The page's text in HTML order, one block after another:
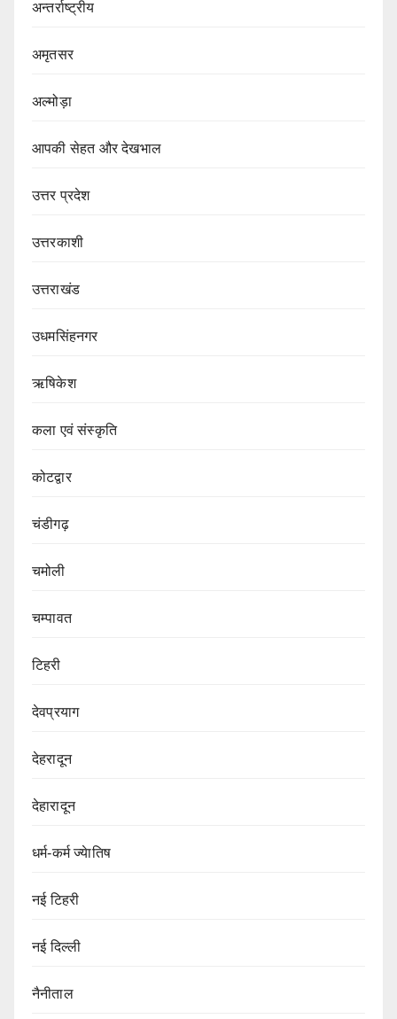
अन्तर्राष्ट्रीय
अमृतसर
अल्मोड़ा
आपकी सेहत और देखभाल
उत्तर प्रदेश
उत्तरकाशी
उत्तराखंड
उधमसिंहनगर
ऋषिकेश
कला एवं संस्कृति
कोटद्वार
चंडीगढ़
चमोली
चम्पावत
टिहरी
देवप्रयाग
देहरादून
देहारादून
धर्म-कर्म ज्येातिष
नई टिहरी
नई दिल्ली
नैनीताल